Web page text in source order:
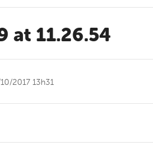
at 11.26.54
2017 13h31